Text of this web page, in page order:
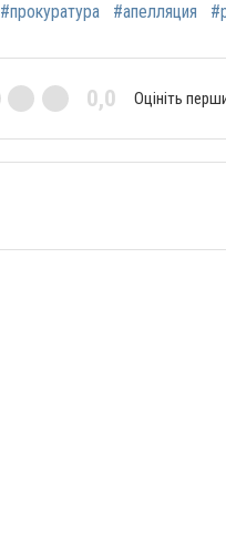
#прокуратура #апелляция
0,0 Оцініть